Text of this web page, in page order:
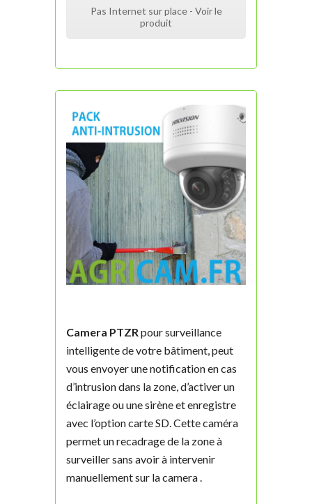
Pas Internet sur place - Voir le
produit
Camera PTZR pour surveillance
intelligente de votre bâtiment, peut
vous envoyer une notification en cas
d’intrusion dans la zone, d’activer un
éclairage ou une sirène et enregistre
avec l’option carte SD. Cette caméra
permet un recadrage de la zone à
surveiller sans avoir à intervenir
manuellement sur la camera .